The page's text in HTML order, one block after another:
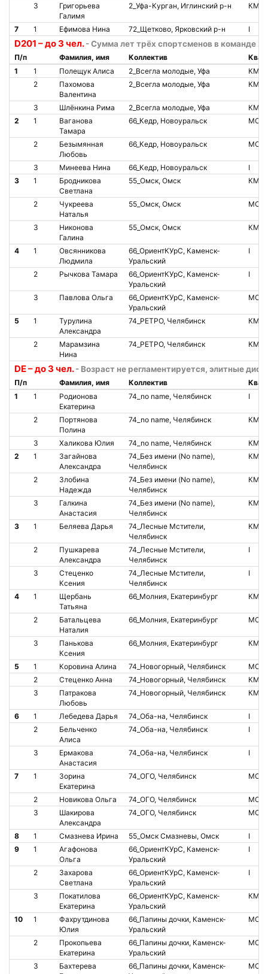
3
Григорьева
Галимя
2_Уфа-Курган, Иглинский р-н КМС
7 1 Ефимова Нина 72_Щетково, Ярковский р-н I
D201 – до 3 чел. - Сумма лет трёх спортсменов в команде
П/п Фамилия, имя Коллектив
Квал.
1
1 Полещук Алиса 2_Всегла молодые, Уфа
КМС
2
Пахомова
Валентина
2_Всегла молодые, Уфа КМС
3 Шлёнкина Рима 2_Всегла молодые, Уфа
КМС
2
1
Ваганова
Тамара
66_Кедр, Новоуральск МС
2
Безымянная
Любовь
66_Кедр, Новоуральск МС
3 Минеева Нина 66_Кедр, Новоуральск
I
3
1
Бродникова
Светлана
55_Омск, Омск КМС
2
Чукреева
Наталья
55_Омск, Омск МС
3
Никонова
Галина
55_Омск, Омск КМС
4 1
Овсянникова
Людмила
66_ОриентКУрС, Каменск-
Уральский
I
2 Рычкова Тамара
66_ОриентКУрС, Каменск-
Уральский
I
3 Павлова Ольга
66_ОриентКУрС, Каменск-
Уральский
МС
5 1
Турулина
Александра
74_РЕТРО, Челябинск КМС
2
Марамзина
Нина
74_РЕТРО, Челябинск КМС
DE – до 3 чел. - Возраст не регламентируется, элитные
П/п Фамилия, имя Коллектив
Квал.
1
1
Родионова
Екатерина
74_no name, Челябинск I
2
Портянова
Полина
74_no name, Челябинск КМС
3 Халикова Юлия 74_no name, Челябинск
КМС
2
1
Загайнова
Александра
74_Без имени (No name),
Челябинск
КМС
2
Злобина
Надежда
74_Без имени (No name),
Челябинск
КМС
3
Галкина
Анастасия
74_Без имени (No name),
Челябинск
КМС
3 1 Беляева Дарья
74_Лесные Мстители,
Челябинск
КМС
2
Пушкарева
Александра
74_Лесные Мстители,
Челябинск
I
3
Стеценко
Ксения
74_Лесные Мстители,
Челябинск
I
4 1
Щербань
Татьяна
66_Молния, Екатеринбург КМС
2
Батальцева
Наталия
66_Молния, Екатеринбург МС
3
Панькова
Ксения
66_Молния, Екатеринбург КМС
5 1 Коровина Алина 74_Новогорный, Челябинск
МС
2
Стеценко Анна 74_Новогорный, Челябинск
КМС
3
Патракова
Любовь
74_Новогорный, Челябинск КМС
6 1 Лебедева Дарья 74_Оба-на, Челябинск
I
2
Бельченко
Алиса
74_Оба-на, Челябинск I
3
Ермакова
Анастасия
74_Оба-на, Челябинск I
7 1
Зорина
Екатерина
74_ОГО, Челябинск МС
2 Новикова Ольга 74_ОГО, Челябинск
3
Шакирова
Александра
74_ОГО, Челябинск МС
8 1 Смазнева Ирина 55_Омск Смазневы, Омск
I
9
1
Агафонова
Ольга
66_ОриентКУрС, Каменск-
Уральский
I
2
Захарова
Светлана
66_ОриентКУрС, Каменск-
Уральский
I
3
Покатилова
Екатерина
66_ОриентКУрС, Каменск-
Уральский
КМС
10 1
Фахрутдинова
Юлия
66_Папины дочки, Каменск-
Уральский
МС
2
Прокопьева
Екатерина
66_Папины дочки, Каменск-
Уральский
МС
3
Бахтерева
66_Папины дочки, Каменск-
МС